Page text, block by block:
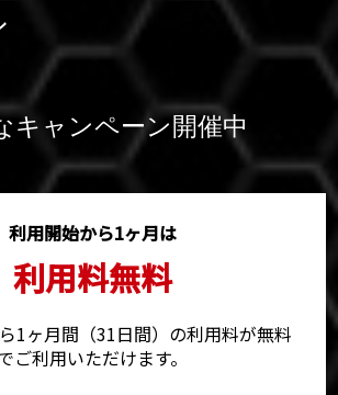
キャンペーン開催中
利用開始から1ヶ月は
利用料無料
1ヶ月間（31日間）の利用料が無料
ご利用いただけます。